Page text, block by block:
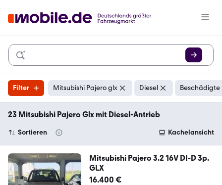
Filter Mitsubishi Pajero glx Diesel Beschädigte
23 Mitsubishi Pajero Glx mit Diesel-Antrieb
Sortieren Kachelansicht
Mitsubishi Pajero 3.2 16V DI-D 3p.
GLX
16.400 €